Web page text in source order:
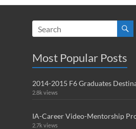
Most Popular Posts
2014-2015 F6 Graduates
2.8k views
IA-Career Video-Mentorship
2.7k views